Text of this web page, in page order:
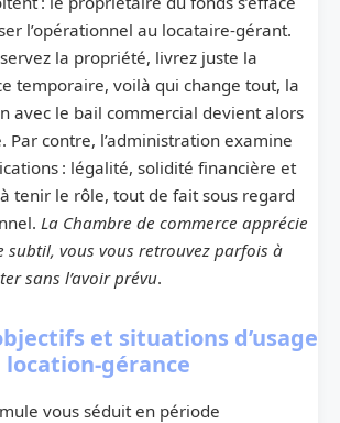
l’opérationnel au locataire-gérant.
la propriété, livrez juste la
temporaire, voilà qui change tout, la
avec le bail commercial devient alors
Par contre, l’administration examine
: légalité, solidité financière et
tenir le rôle, tout de fait sous regard
La Chambre de commerce apprécie
subtil, vous vous retrouvez parfois à
sans l’avoir prévu.
et situations d’usage
location-gérance
vous séduit en période